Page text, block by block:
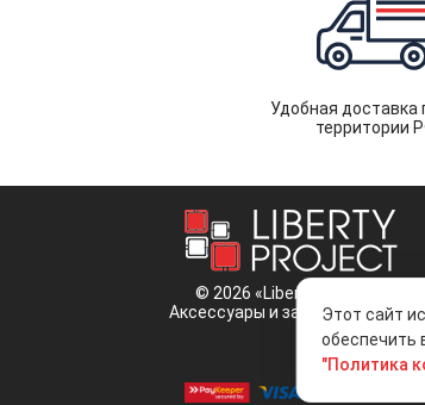
Удобная доставка
территории
© 2026 «Liberty Project».
Аксессуары и запчасти оптом.
Положение об обработке и защите
персональных данных
Этот сайт
обеспечить
"Политика